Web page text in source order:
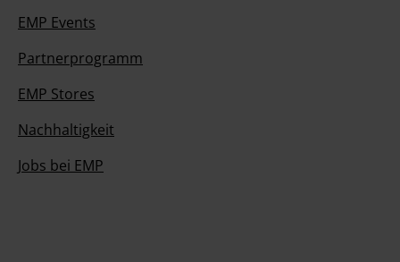
EMP Events
Partnerprogramm
EMP Stores
Nachhaltigkeit
Jobs bei EMP